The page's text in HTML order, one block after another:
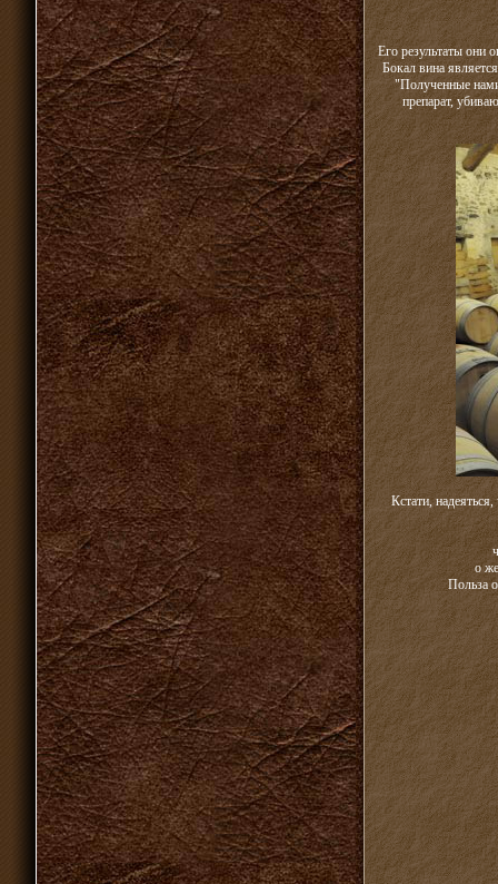
Его результаты они
Бокал вина
"Полученные
препарат,
Кстати,
о
Польза